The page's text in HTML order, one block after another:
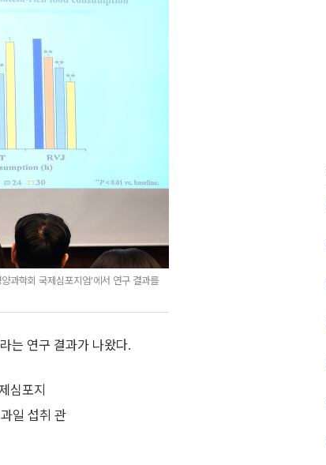
학회 국제심포지엄’에서 연구 결과를
는 연구 결과가 나왔다.
심포지
일 섭취 관